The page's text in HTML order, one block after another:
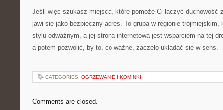
Jeśli więc szukasz miejsca, które pomoże Ci łączyć duchowość
jawi się jako bezpieczny adres. To grupa w regionie trójmiejskim,
stylu odważnym, a jej strona internetowa jest wsparciem na tej
a potem pozwolić, by to, co ważne, zaczęło układać się w sens.
CATEGORIES: OGRZEWANIE I KOMINKI
Comments are closed.